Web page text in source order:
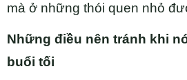
mà ở những thói quen nhỏ
Những điều nên tránh khi
buổi tối